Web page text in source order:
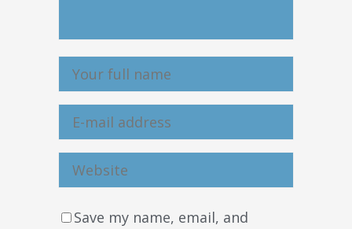
Save my name, email, and